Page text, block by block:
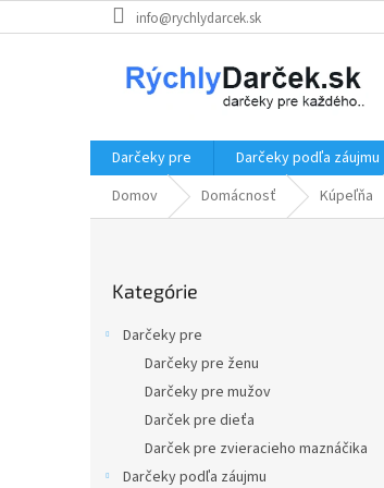
na
info@rychlydarcek.sk
Darčeky pre Darčeky podľa záujmu
Domov
Domácnosť Kúpeľňa
kategórie
Kategórie
Darčeky pre
Darčeky pre ženu
Darčeky pre mužov
Darček pre dieťa
Darček pre zvieracieho maznáčika
Darčeky podľa záujmu